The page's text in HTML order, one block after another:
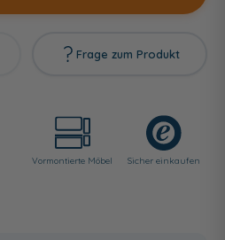
Frage zum Produkt
Vormontierte Möbel
Sicher einkaufen